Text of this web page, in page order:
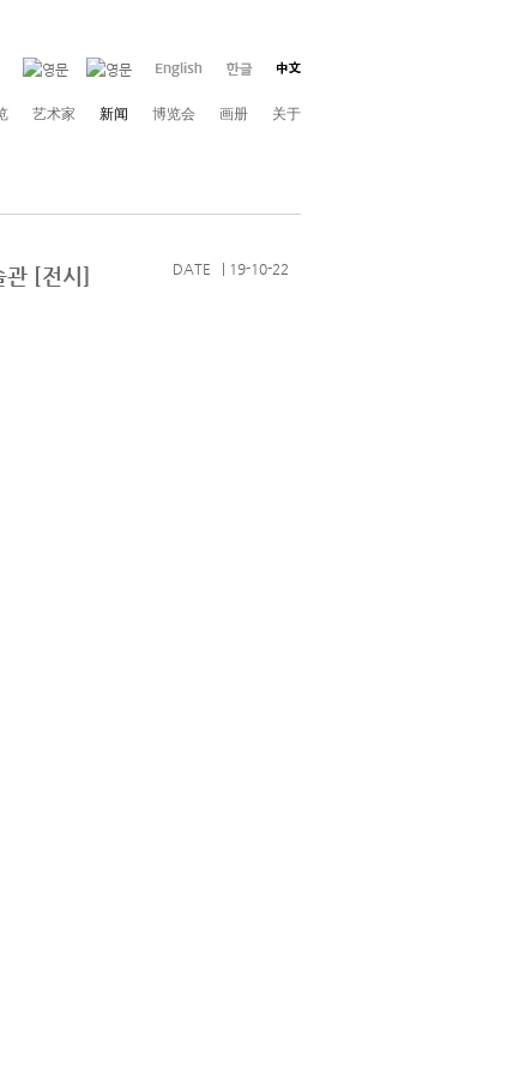
艺术家 新闻 博览会 画册 关于
관 [전시] DATE | 19-10-22